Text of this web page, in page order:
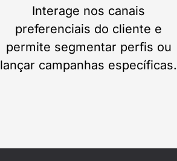
Interage nos canais
preferenciais do cliente e
permite segmentar perfis ou
lançar campanhas específicas.